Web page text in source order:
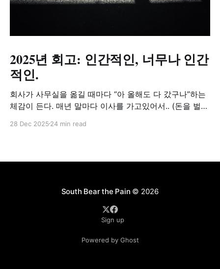
2025년 회고: 인간적인, 너무나 인간
적인.
회사가 사무실을 옮길 때마다 “아 올해도 다 갔구나”하는
체감이 든다. 매년 말마다 이사를 가고있어서.. (돈을 벌어
오래 있어볼 생각이다. 월세는 낮춰서 간다 참고로..) 정신
물론 나보다 선배님들이
28 Dec 2025 24 min read
South Bear the Pain © 2026
Sign up
Powered by Ghost